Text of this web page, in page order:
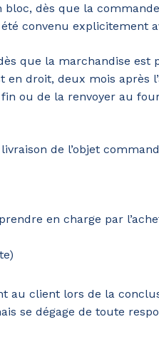
dès que la
convenu explicitement
que la marchandise est
droit, deux mois après
ou de la renvoyer au
de l’objet
en charge par
au client lors de la
se dégage de toute